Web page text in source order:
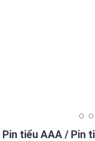
Pin tiểu AAA / Pin